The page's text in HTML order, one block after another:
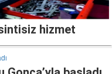
hizmet